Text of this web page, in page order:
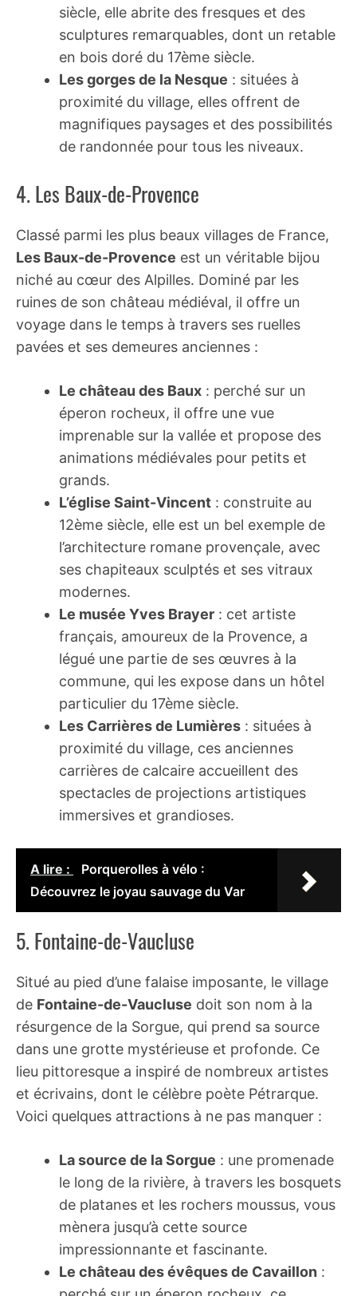
siècle, elle abrite des fresques et des
sculptures remarquables, dont un retable
en bois doré du 17ème siècle.
Les gorges de la Nesque : situées à
proximité du village, elles offrent de
magnifiques paysages et des possibilités
de randonnée pour tous les niveaux.
4. Les Baux-de-Provence
Classé parmi les plus beaux villages de France,
Les Baux-de-Provence est un véritable bijou
niché au cœur des Alpilles. Dominé par les
ruines de son château médiéval, il offre un
voyage dans le temps à travers ses ruelles
pavées et ses demeures anciennes :
Le château des Baux : perché sur un
éperon rocheux, il offre une vue
imprenable sur la vallée et propose des
animations médiévales pour petits et
grands.
L’église Saint-Vincent : construite au
12ème siècle, elle est un bel exemple de
l’architecture romane provençale, avec
ses chapiteaux sculptés et ses vitraux
modernes.
Le musée Yves Brayer : cet artiste
français, amoureux de la Provence, a
légué une partie de ses œuvres à la
commune, qui les expose dans un hôtel
particulier du 17ème siècle.
Les Carrières de Lumières : situées à
proximité du village, ces anciennes
carrières de calcaire accueillent des
spectacles de projections artistiques
immersives et grandioses.
A lire :
Porquerolles à vélo :
Découvrez le joyau sauvage du Var
5. Fontaine-de-Vaucluse
Situé au pied d’une falaise imposante, le village
de Fontaine-de-Vaucluse doit son nom à la
résurgence de la Sorgue, qui prend sa source
dans une grotte mystérieuse et profonde. Ce
lieu pittoresque a inspiré de nombreux artistes
et écrivains, dont le célèbre poète Pétrarque.
Voici quelques attractions à ne pas manquer :
La source de la Sorgue : une promenade
le long de la rivière, à travers les bosquets
de platanes et les rochers moussus, vous
mènera jusqu’à cette source
impressionnante et fascinante.
Le château des évêques de Cavaillon :